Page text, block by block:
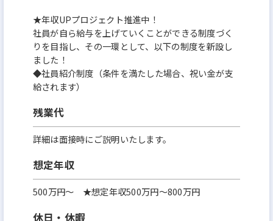
★年収UPプロジェクト推進中！
社員が自ら給与を上げていくことができる制度づく
りを目指し、その一環として、以下の制度を新設し
ました！
◆社員紹介制度（条件を満たした場合、祝い金が支
給されます）
残業代
詳細は面接時にご説明いたします。
想定年収
500万円〜 ★想定年収500万円～800万円
休日・休暇